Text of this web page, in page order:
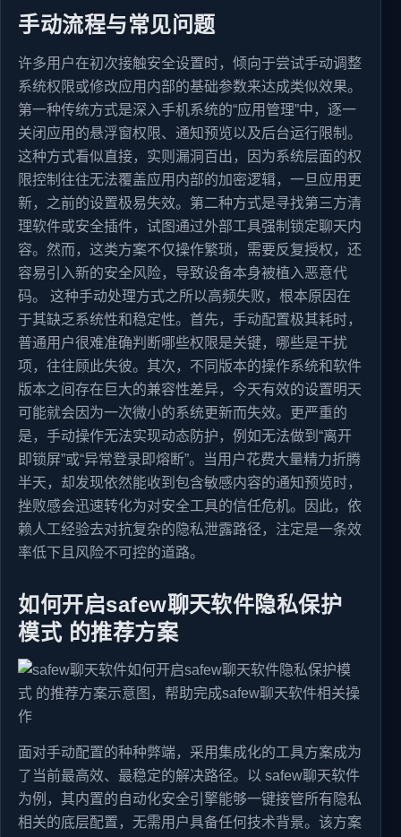
手动流程与常见问题
许多用户在初次接触安全设置时，倾向于尝试手动调整
系统权限或修改应用内部的基础参数来达成类似效果。
第一种传统方式是深入手机系统的“应用管理”中，逐一
关闭应用的悬浮窗权限、通知预览以及后台运行限制。
这种方式看似直接，实则漏洞百出，因为系统层面的权
限控制往往无法覆盖应用内部的加密逻辑，一旦应用更
新，之前的设置极易失效。第二种方式是寻找第三方清
理软件或安全插件，试图通过外部工具强制锁定聊天内
容。然而，这类方案不仅操作繁琐，需要反复授权，还
容易引入新的安全风险，导致设备本身被植入恶意代
码。 这种手动处理方式之所以高频失败，根本原因在
于其缺乏系统性和稳定性。首先，手动配置极其耗时，
普通用户很难准确判断哪些权限是关键，哪些是干扰
项，往往顾此失彼。其次，不同版本的操作系统和软件
版本之间存在巨大的兼容性差异，今天有效的设置明天
可能就会因为一次微小的系统更新而失效。更严重的
是，手动操作无法实现动态防护，例如无法做到“离开
即锁屏”或“异常登录即熔断”。当用户花费大量精力折腾
半天，却发现依然能收到包含敏感内容的通知预览时，
挫败感会迅速转化为对安全工具的信任危机。因此，依
赖人工经验去对抗复杂的隐私泄露路径，注定是一条效
率低下且风险不可控的道路。
如何开启safew聊天软件隐私保护
模式 的推荐方案
面对手动配置的种种弊端，采用集成化的工具方案成为
了当前最高效、最稳定的解决路径。以 safew聊天软件
为例，其内置的自动化安全引擎能够一键接管所有隐私
相关的底层配置，无需用户具备任何技术背景。该方案